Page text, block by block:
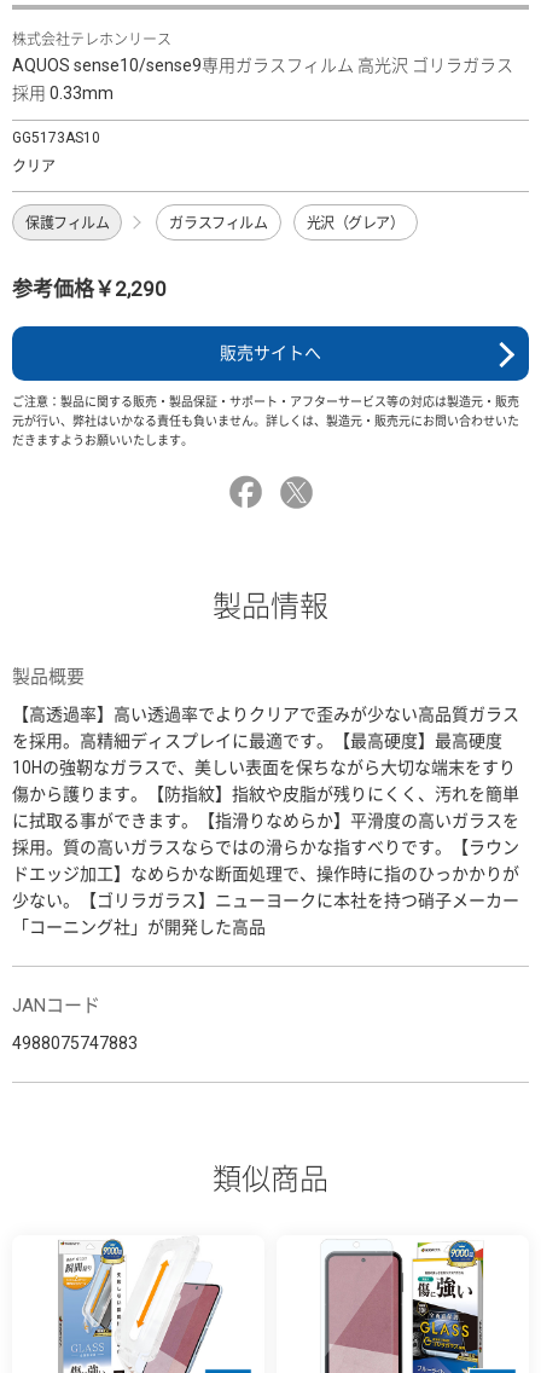
株式会社テレホンリース
AQUOS sense10/sense9専用ガラスフィルム 高光沢 ゴリラガラス
採用 0.33mm
GG5173AS10
クリア
保護フィルム ガラスフィルム 光沢（グレア）
参考価格￥2,290
販売サイトへ
ご注意：製品に関する販売・製品保証・サポート・アフターサービス等の対応は製造元・販売
元が行い、弊社はいかなる責任も負いません。詳しくは、製造元・販売元にお問い合わせいた
だきますようお願いいたします。
製品情報
製品概要
【高透過率】高い透過率でよりクリアで歪みが少ない高品質ガラス
を採用。高精細ディスプレイに最適です。【最高硬度】最高硬度
10Hの強靭なガラスで、美しい表面を保ちながら大切な端末をすり
傷から護ります。【防指紋】指紋や皮脂が残りにくく、汚れを簡単
に拭取る事ができます。【指滑りなめらか】平滑度の高いガラスを
採用。質の高いガラスならではの滑らかな指すべりです。【ラウン
ドエッジ加工】なめらかな断面処理で、操作時に指のひっかかりが
少ない。【ゴリラガラス】ニューヨークに本社を持つ硝子メーカー
「コーニング社」が開発した高品
JANコード
4988075747883
類似商品